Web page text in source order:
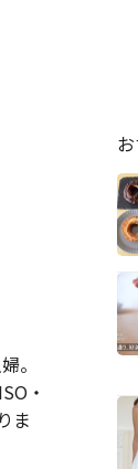
。
・
ま